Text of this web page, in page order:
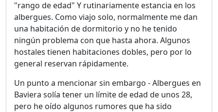
"rango de edad" Y rutinariamente estancia en los
albergues. Como viajo solo, normalmente me dan
una habitación de dormitorio y no he tenido
ningún problema con que hasta ahora. Algunos
hostales tienen habitaciones dobles, pero por lo
general reservan rápidamente.
Un punto a mencionar sin embargo - Albergues en
Baviera solía tener un límite de edad de unos 28,
pero he oído algunos rumores que ha sido